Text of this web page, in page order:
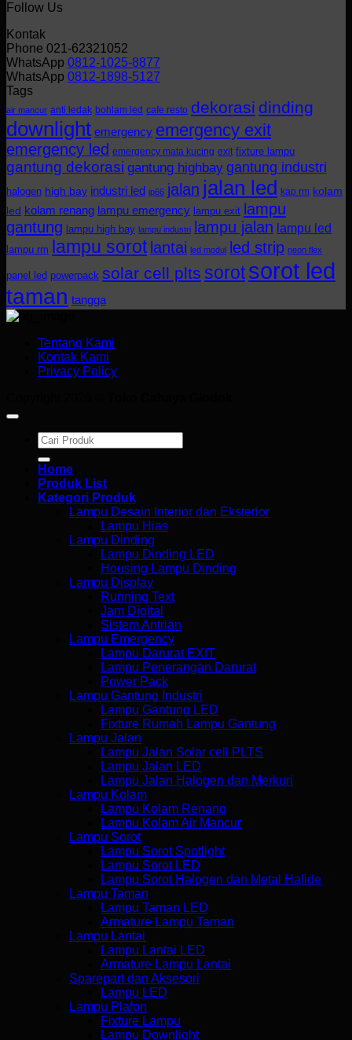
Follow Us
Kontak
Phone 021-62321052
WhatsApp 0812-1025-8877
WhatsApp 0812-1898-5127
Tags
air mancur anti ledak bohlam led cafe resto dekorasi dinding
downlight emergency emergency exit
emergency led emergency mata kucing exit fixture lampu
gantung dekorasi gantung highbay gantung industri
halogen high bay industri led ip66 jalan jalan led kap rm kolam
led kolam renang lampu emergency lampu exit lampu
gantung lampu high bay lampu industri lampu jalan lampu led
lampu rm lampu sorot lantai led modul led strip neon flex
panel led powerpack solar cell plts sorotsorot led
taman tangga
Tentang Kami
Kontak Kami
Privacy Policy
Search
for:
Home
Produk List
Kategori Produk
Lampu Desain Interior dan Eksterior
Lampu Hias
Lampu Dinding
Lampu Dinding LED
Housing Lampu Dinding
Lampu Display
Running Text
Jam Digital
Sistem Antrian
Lampu Emergency
Lampu Darurat EXIT
Lampu Penerangan Darurat
Power Pack
Lampu Gantung Industri
Lampu Gantung LED
Fixture Rumah Lampu Gantung
Lampu Jalan
Lampu Jalan Solar cell PLTS
Lampu Jalan LED
Lampu Jalan Halogen dan Merkuri
Lampu Kolam
Lampu Kolam Renang
Lampu Kolam Air Mancur
Lampu Sorot
Lampu Sorot Spotlight
Lampu Sorot LED
Lampu Sorot Halogen dan Metal Halide
Lampu Taman
Lampu Taman LED
Armature Lampu Taman
Lampu Lantai
Lampu Lantai LED
Armature Lampu Lantai
Sparepart dan Aksesori
Lampu LED
Lampu Plafon
Fixture Lampu
Lampu Downlight